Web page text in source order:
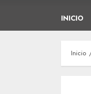
INICIO
Inicio